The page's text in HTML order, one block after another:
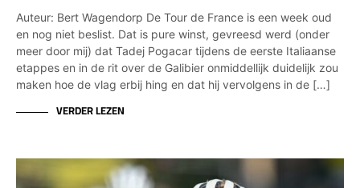
Auteur: Bert Wagendorp De Tour de France is een week oud
en nog niet beslist. Dat is pure winst, gevreesd werd (onder
meer door mij) dat Tadej Pogacar tijdens de eerste Italiaanse
etappes en in de rit over de Galibier onmiddellijk duidelijk zou
maken hoe de vlag erbij hing en dat hij vervolgens in de […]
VERDER LEZEN